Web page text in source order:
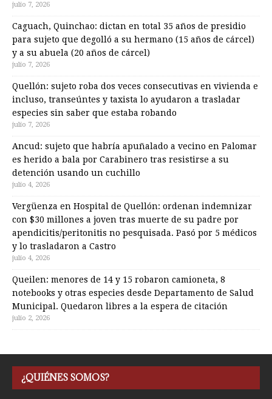
julio 7, 2026
Caguach, Quinchao: dictan en total 35 años de presidio
para sujeto que degolló a su hermano (15 años de cárcel)
y a su abuela (20 años de cárcel)
julio 7, 2026
Quellón: sujeto roba dos veces consecutivas en vivienda e
incluso, transeúntes y taxista lo ayudaron a trasladar
especies sin saber que estaba robando
julio 7, 2026
Ancud: sujeto que habría apuñalado a vecino en Palomar
es herido a bala por Carabinero tras resistirse a su
detención usando un cuchillo
julio 4, 2026
Vergüenza en Hospital de Quellón: ordenan indemnizar
con $30 millones a joven tras muerte de su padre por
apendicitis/peritonitis no pesquisada. Pasó por 5 médicos
y lo trasladaron a Castro
julio 4, 2026
Queilen: menores de 14 y 15 robaron camioneta, 8
notebooks y otras especies desde Departamento de Salud
Municipal. Quedaron libres a la espera de citación
julio 2, 2026
¿QUIÉNES SOMOS?